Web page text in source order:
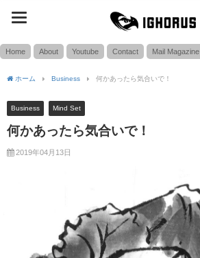
toggle
Home About Youtube Contact Mail Magazine
ホーム Business 何かあったら気合いで！
Business Mind Set
何かあったら気合いで！
2019年04月13日